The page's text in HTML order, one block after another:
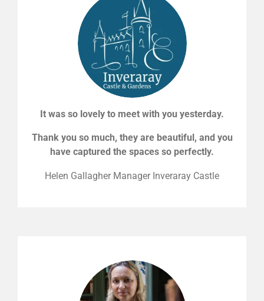
It was so lovely to meet with you yesterday.
Thank you so much, they are beautiful, and you
have captured the spaces so perfectly.
Helen Gallagher Manager Inveraray Castle